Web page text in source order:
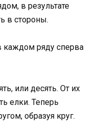
в результате
в стороны.
каждом ряду сперва
или десять. От их
елки. Теперь
образуя круг.